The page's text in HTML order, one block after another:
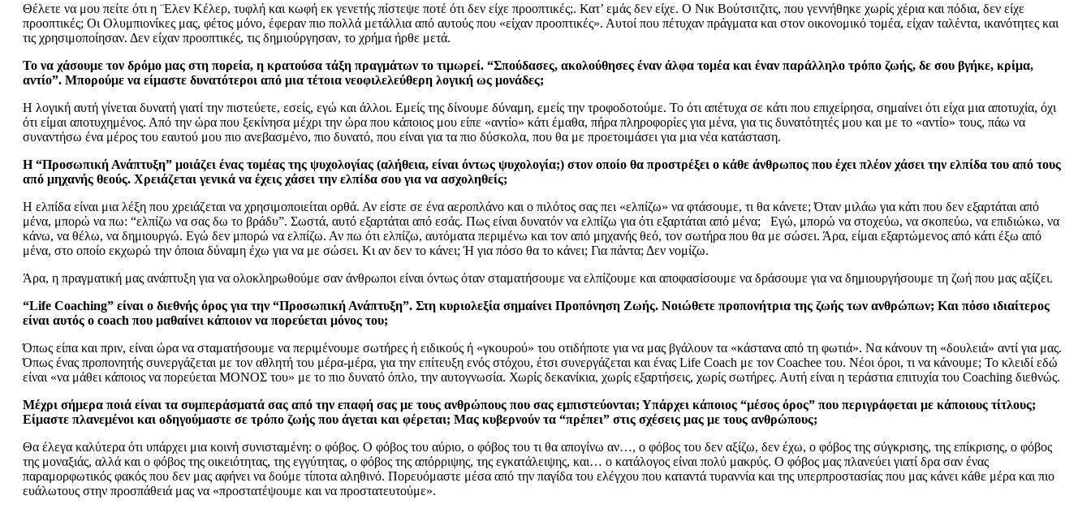
Θέλετε να μου πείτε ότι η ¨Ελεν Κέλερ, τυφλή και κωφή εκ γενετής πίστεψε ποτέ ότι δεν είχε προοπτικές;. Κατ’ εμάς δεν είχε. Ο Νικ Βούτσιτζιτς, που γεννήθηκε χωρίς χέρια και πόδια, δεν είχε
προοπτικές; Οι Ολυμπιονίκες μας, φέτος μόνο, έφεραν πιο πολλά μετάλλια από αυτούς που «είχαν προοπτικές». Αυτοί που πέτυχαν πράγματα και στον οικονομικό τομέα, είχαν ταλέντα, ικανότητες και
τις χρησιμοποίησαν. Δεν είχαν προοπτικές, τις δημιούργησαν, το χρήμα ήρθε μετά.
Το να χάσουμε τον δρόμο μας στη πορεία, η κρατούσα τάξη πραγμάτων το τιμωρεί. “Σπούδασες, ακολούθησες έναν άλφα τομέα και έναν παράλληλο τρόπο ζωής, δε σου βγήκε, κρίμα,
αντίο”. Μπορούμε να είμαστε δυνατότεροι από μια τέτοια νεοφιλελεύθερη λογική ως μονάδες;
Η λογική αυτή γίνεται δυνατή γιατί την πιστεύετε, εσείς, εγώ και άλλοι. Εμείς της δίνουμε δύναμη, εμείς την τροφοδοτούμε. Το ότι απέτυχα σε κάτι που επιχείρησα, σημαίνει ότι είχα μια αποτυχία, όχι
ότι είμαι αποτυχημένος. Από την ώρα που ξεκίνησα μέχρι την ώρα που κάποιος μου είπε «αντίο» κάτι έμαθα, πήρα πληροφορίες για μένα, για τις δυνατότητές μου και με το «αντίο» τους, πάω να
συναντήσω ένα μέρος του εαυτού μου πιο ανεβασμένο, πιο δυνατό, που είναι για τα πιο δύσκολα, που θα με προετοιμάσει για μια νέα κατάσταση.
Η “Προσωπική Ανάπτυξη” μοιάζει ένας τομέας της ψυχολογίας (αλήθεια, είναι όντως ψυχολογία;) στον οποίο θα προστρέξει ο κάθε άνθρωπος που έχει πλέον χάσει την ελπίδα του από τους
από μηχανής θεούς. Χρειάζεται γενικά να έχεις χάσει την ελπίδα σου για να ασχοληθείς;
Η ελπίδα είναι μια λέξη που χρειάζεται να χρησιμοποιείται ορθά. Αν είστε σε ένα αεροπλάνο και ο πιλότος σας πει «ελπίζω» να φτάσουμε, τι θα κάνετε; Όταν μιλάω για κάτι που δεν εξαρτάται από
μένα, μπορώ να πω: “ελπίζω να σας δω το βράδυ”. Σωστά, αυτό εξαρτάται από εσάς. Πως είναι δυνατόν να ελπίζω για ότι εξαρτάται από μένα; Εγώ, μπορώ να στοχεύω, να σκοπεύω, να επιδιώκω, να
κάνω, να θέλω, να δημιουργώ. Εγώ δεν μπορώ να ελπίζω. Αν πω ότι ελπίζω, αυτόματα περιμένω και τον από μηχανής θεό, τον σωτήρα που θα με σώσει. Άρα, είμαι εξαρτώμενος από κάτι έξω από
μένα, στο οποίο εκχωρώ την όποια δύναμη έχω για να με σώσει. Κι αν δεν το κάνει; Ή για πόσο θα το κάνει; Για πάντα; Δεν νομίζω.
Άρα, η πραγματική μας ανάπτυξη για να ολοκληρωθούμε σαν άνθρωποι είναι όντως όταν σταματήσουμε να ελπίζουμε και αποφασίσουμε να δράσουμε για να δημιουργήσουμε τη ζωή που μας αξίζει.
“Life Coaching” είναι ο διεθνής όρος για την “Προσωπική Ανάπτυξη”. Στη κυριολεξία σημαίνει Προπόνηση Ζωής. Νοιώθετε προπονήτρια της ζωής των ανθρώπων; Και πόσο ιδιαίτερος
είναι αυτός ο coach που μαθαίνει κάποιον να πορεύεται μόνος του;
Όπως είπα και πριν, είναι ώρα να σταματήσουμε να περιμένουμε σωτήρες ή ειδικούς ή «γκουρού» του οτιδήποτε για να μας βγάλουν τα «κάστανα από τη φωτιά». Να κάνουν τη «δουλειά» αντί για μας.
Όπως ένας προπονητής συνεργάζεται με τον αθλητή του μέρα-μέρα, για την επίτευξη ενός στόχου, έτσι συνεργάζεται και ένας Life Coach με τον Coachee του. Νέοι όροι, τι να κάνουμε; Το κλειδί εδώ
είναι «να μάθει κάποιος να πορεύεται ΜΟΝΟΣ του» με το πιο δυνατό όπλο, την αυτογνωσία. Χωρίς δεκανίκια, χωρίς εξαρτήσεις, χωρίς σωτήρες. Αυτή είναι η τεράστια επιτυχία του Coaching διεθνώς.
Μέχρι σήμερα ποιά είναι τα συμπεράσματά σας από την επαφή σας με τους ανθρώπους που σας εμπιστεύονται; Υπάρχει κάποιος “μέσος όρος” που περιγράφεται με κάποιους τίτλους;
Είμαστε πλανεμένοι και οδηγούμαστε σε τρόπο ζωής που άγεται και φέρεται; Μας κυβερνούν τα “πρέπει” στις σχέσεις μας με τους ανθρώπους;
Θα έλεγα καλύτερα ότι υπάρχει μια κοινή συνισταμένη: ο φόβος. Ο φόβος του αύριο, ο φόβος του τι θα απογίνω αν…, ο φόβος του δεν αξίζω, δεν έχω, ο φόβος της σύγκρισης, της επίκρισης, ο φόβος
της μοναξιάς, αλλά και ο φόβος της οικειότητας, της εγγύτητας, ο φόβος της απόρριψης, της εγκατάλειψης, και… ο κατάλογος είναι πολύ μακρύς. Ο φόβος μας πλανεύει γιατί δρα σαν ένας
παραμορφωτικός φακός που δεν μας αφήνει να δούμε τίποτα αληθινό. Πορευόμαστε μέσα από την παγίδα του ελέγχου που καταντά τυραννία και της υπερπροστασίας που μας κάνει κάθε μέρα και πιο
ευάλωτους στην προσπάθειά μας να «προστατέψουμε και να προστατευτούμε».